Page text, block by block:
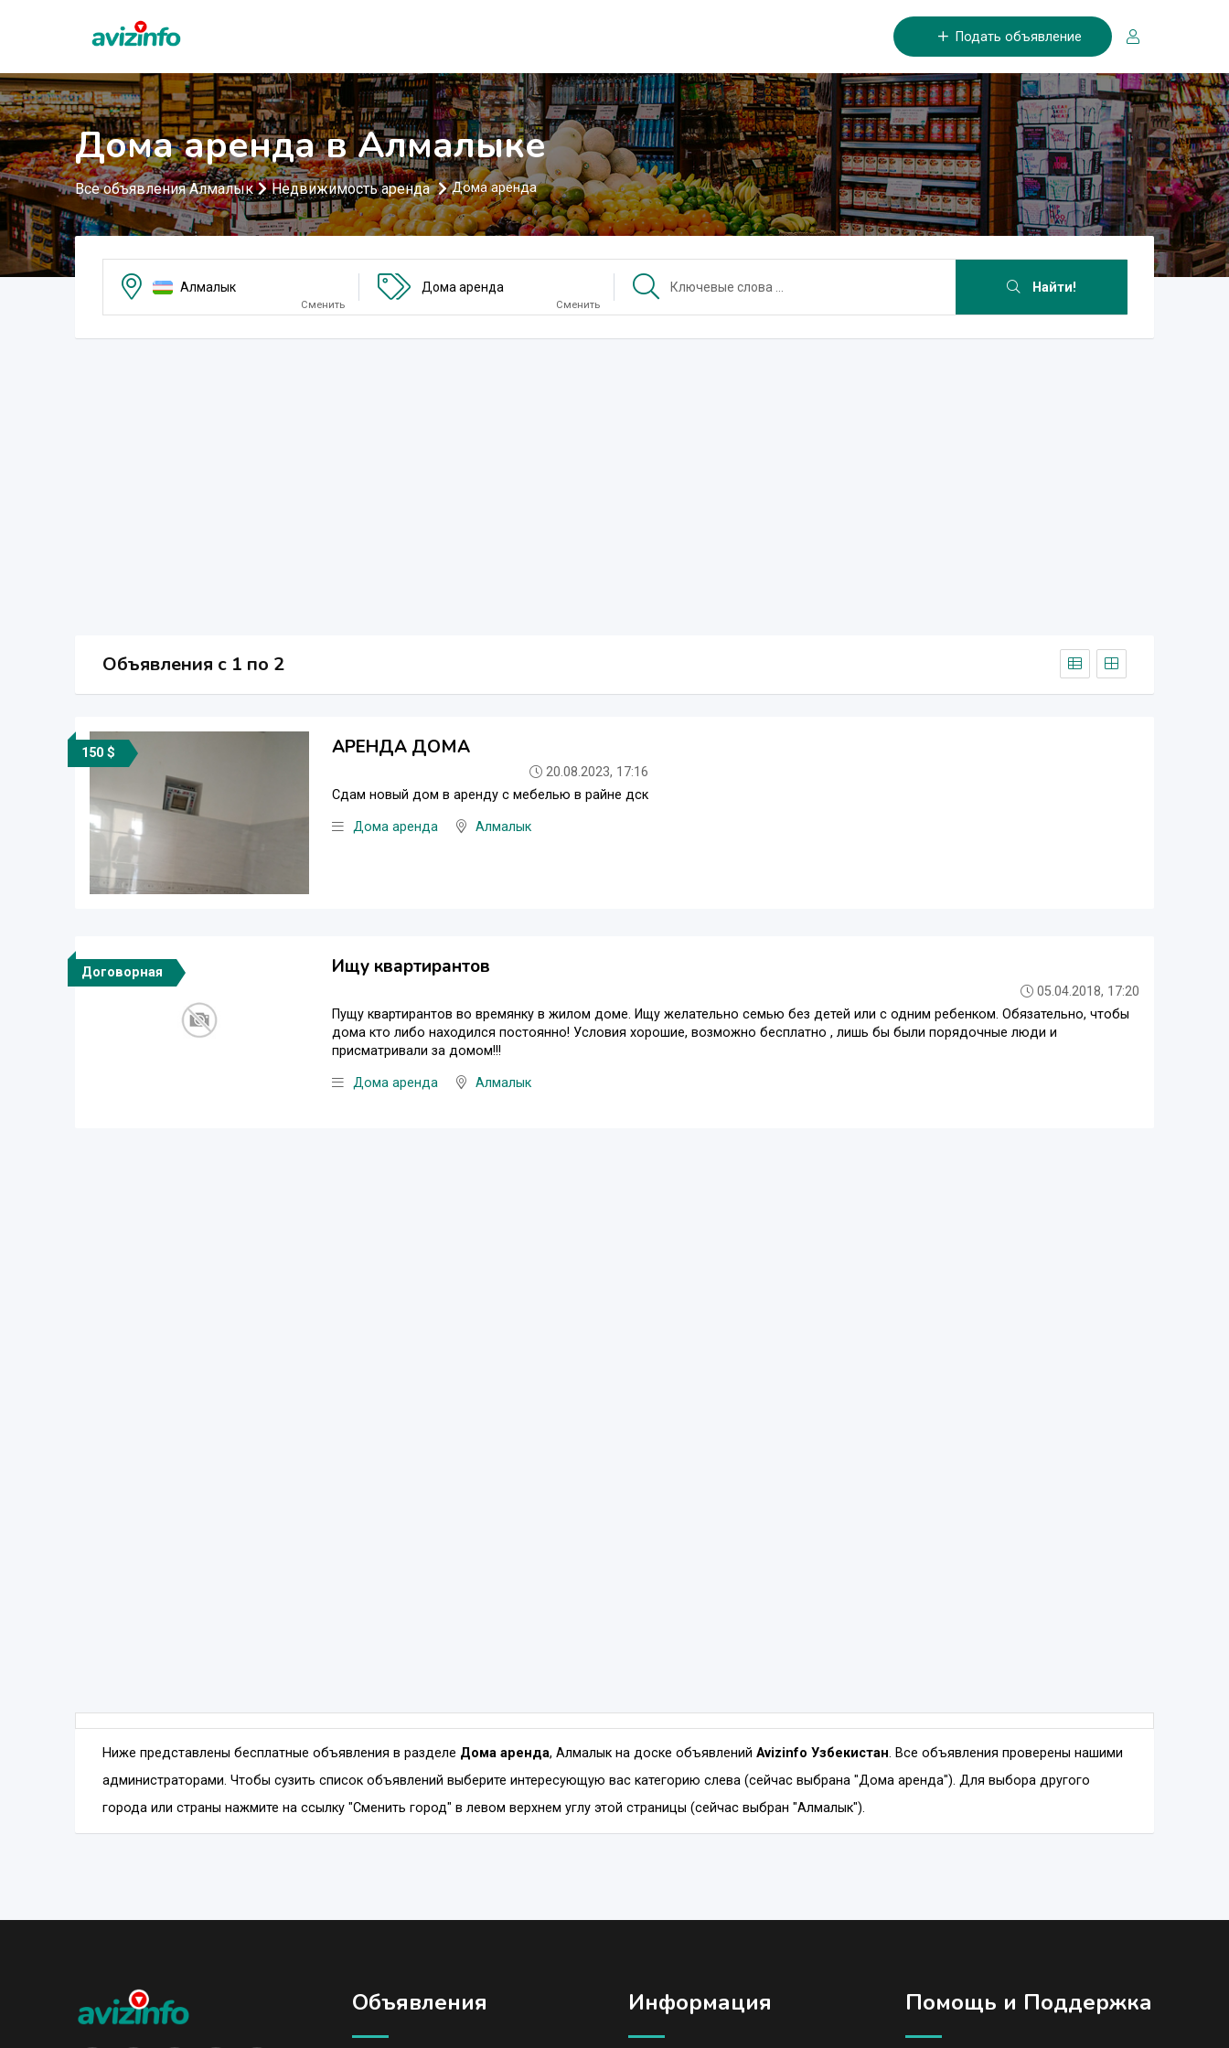
Подать объявление
Дома аренда в Алмалыке
Все объявления Алмалык Недвижимость аренда Дома аренда
Алмалык
Сменить
Дома аренда
Сменить
Найти!
Объявления c 1 по 2
150 $ АРЕНДА ДОМА
20.08.2023, 17:16
Сдам новый дом в аренду с мебелью в райне дск
Дома аренда Алмалык
Договорная Ищу квартирантов
05.04.2018, 17:20
Пущу квартирантов во времянку в жилом доме. Ищу желательно семью без детей или с одним ребенком. Обязательно, чтобы
дома кто либо находился постоянно! Условия хорошие, возможно бесплатно , лишь бы были порядочные люди и
присматривали за домом!!!
Дома аренда Алмалык
Ниже представлены бесплатные объявления в разделе Дома аренда, Алмалык на доске объявлений Avizinfo Узбекистан. Все объявления проверены нашими
администраторами. Чтобы сузить список объявлений выберите интересующую вас категорию слева (сейчас выбрана "Дома аренда"). Для выбора другого
города или страны нажмите на ссылку "Сменить город" в левом верхнем углу этой страницы (сейчас выбран "Алмалык").
Объявления Информация Помощь и Поддержка